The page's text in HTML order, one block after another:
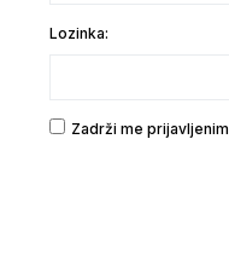
Lozinka:
Zadrži me prijavljenim